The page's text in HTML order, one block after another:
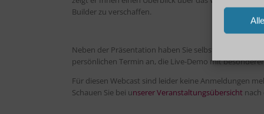
Builder zu verschaffen.
Neben der Präsentation haben Sie selbstverständlich
persönlichen Termin an, die Live-Demo mit
Für diesen Webcast sind leider keine Anmeldungen
Schauen Sie bei unserer Veranstaltungsübersicht